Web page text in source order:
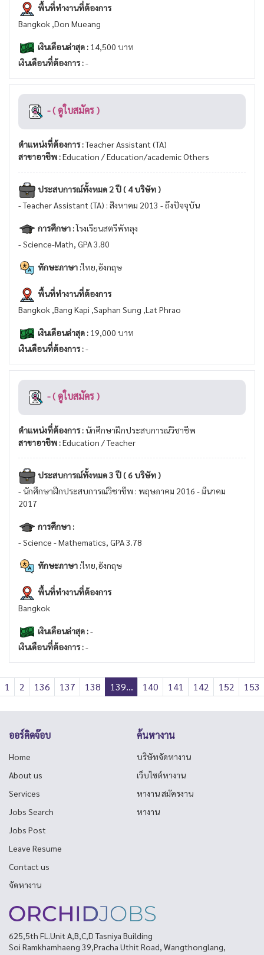
พื้นที่ทำงานที่ต้องการ
Bangkok ,Don Mueang
เงินเดือนล่าสุด : 14,500 บาท
เงินเดือนที่ต้องการ :-
- ( ดูใบสมัคร )
ตำแหน่งที่ต้องการ :Teacher Assistant (TA)
สาขาอาชีพ :Education / Education/academic Others
ประสบการณ์ทั้งหมด 2 ปี ( 4 บริษัท )
- Teacher Assistant (TA) : สิงหาคม 2013 - ถึงปัจจุบัน
การศึกษา :โรงเรียนสตรีพัทลุง
- Science-Math, GPA 3.80
ทักษะภาษา :ไทย,อังกฤษ
พื้นที่ทำงานที่ต้องการ
Bangkok ,Bang Kapi ,Saphan Sung ,Lat Phrao
เงินเดือนล่าสุด : 19,000 บาท
เงินเดือนที่ต้องการ :-
- ( ดูใบสมัคร )
ตำแหน่งที่ต้องการ :นักศึกษาฝึกประสบการณ์วิชาชีพ
สาขาอาชีพ :Education / Teacher
ประสบการณ์ทั้งหมด 3 ปี ( 6 บริษัท )
- นักศึกษาฝึกประสบการณ์วิชาชีพ : พฤษภาคม 2016 - มีนาคม
2017
การศึกษา :
- Science - Mathematics, GPA 3.78
ทักษะภาษา :ไทย,อังกฤษ
พื้นที่ทำงานที่ต้องการ
Bangkok
เงินเดือนล่าสุด :-
เงินเดือนที่ต้องการ :-
1 2 136 137 138 139... 140 141 142 152 153
ออร์คิดจ๊อบ
Home
About us
Services
Jobs Search
Jobs Post
Leave Resume
Contact us
จัดหางาน
ค้นหางาน
บริษัทจัดหางาน
เว็บไซต์หางาน
หางาน สมัครงาน
หางาน
625,5th FL.Unit A,B,C,D Tasniya Building
Soi Ramkhamhaeng 39,Pracha Uthit Road, Wangthonglang,